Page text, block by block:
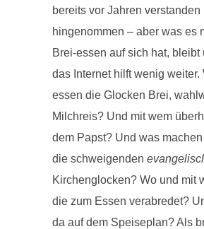
bereits vor Jahren verstanden
hingenommen – aber was es
Brei-essen auf sich hat, bleibt
das Internet hilft wenig weiter.
essen die Glocken Brei,
Milchreis? Und mit wem
dem Papst? Und was
die schweigenden
Kirchenglocken? Wo und mit
die zum Essen verabredet?
da auf dem Speiseplan? Als